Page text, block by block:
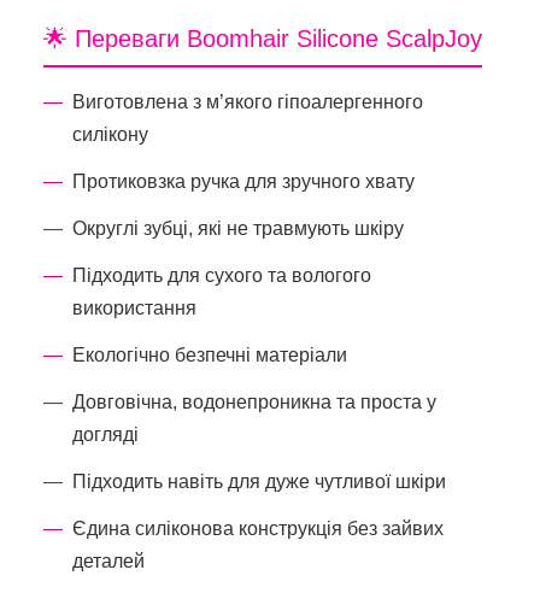
🌟 Переваги Boomhair Silicone ScalpJoy
Виготовлена з м’якого гіпоалергенного
силікону
Протиковзка ручка для зручного хвату
Округлі зубці, які не травмують шкіру
Підходить для сухого та вологого
використання
Екологічно безпечні матеріали
Довговічна, водонепроникна та проста у
догляді
Підходить навіть для дуже чутливої шкіри
Єдина силіконова конструкція без зайвих
деталей